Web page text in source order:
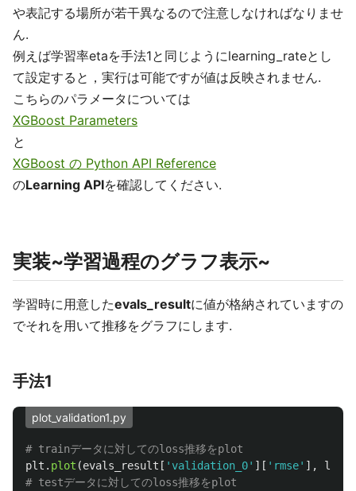
や表記する場所が若干異なるので注意しなければなりませ
ん.
例えば学習率etaを手法1と同じようにlearning_rateとし
て設定すると，実行は可能ですが値は反映されません.
こちらのパラメータについては
XGBoost Parameters
と
XGBoost の Python API Reference
のLearning APIを確認してください.
実装~学習過程のグラフ表示~
学習時に用意したevals_resultに値が格納されていますの
でそれを用いて推移をグラフにします.
手法1
plot_validation1.py
plt . plot (evals_result [ ' validation_0' ][ ' rmse' ],
label